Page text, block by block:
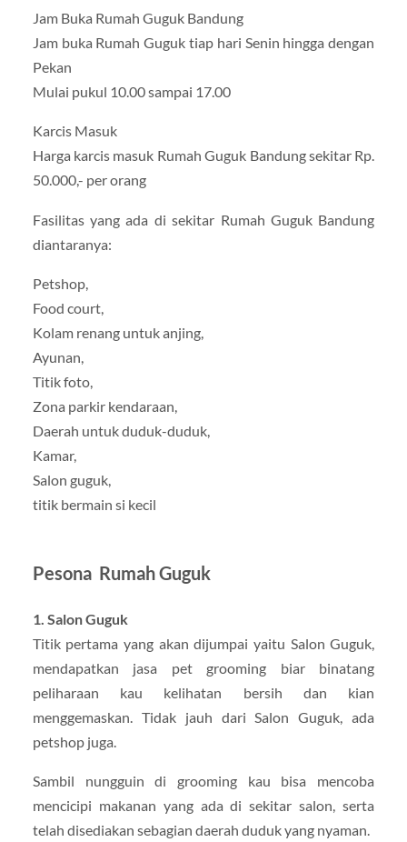
Jam Buka Rumah Guguk Bandung
Jam buka Rumah Guguk tiap hari Senin hingga dengan
Pekan
Mulai pukul 10.00 sampai 17.00
Karcis Masuk
Harga karcis masuk Rumah Guguk Bandung sekitar Rp.
50.000,- per orang
Fasilitas yang ada di sekitar Rumah Guguk Bandung
diantaranya:
Petshop,
Food court,
Kolam renang untuk anjing,
Ayunan,
Titik foto,
Zona parkir kendaraan,
Daerah untuk duduk-duduk,
Kamar,
Salon guguk,
titik bermain si kecil
Pesona Rumah Guguk
1. Salon Guguk
Titik pertama yang akan dijumpai yaitu Salon Guguk,
mendapatkan jasa pet grooming biar binatang
peliharaan kau kelihatan bersih dan kian
menggemaskan. Tidak jauh dari Salon Guguk, ada
petshop juga.
Sambil nungguin di grooming kau bisa mencoba
mencicipi makanan yang ada di sekitar salon, serta
telah disediakan sebagian daerah duduk yang nyaman.